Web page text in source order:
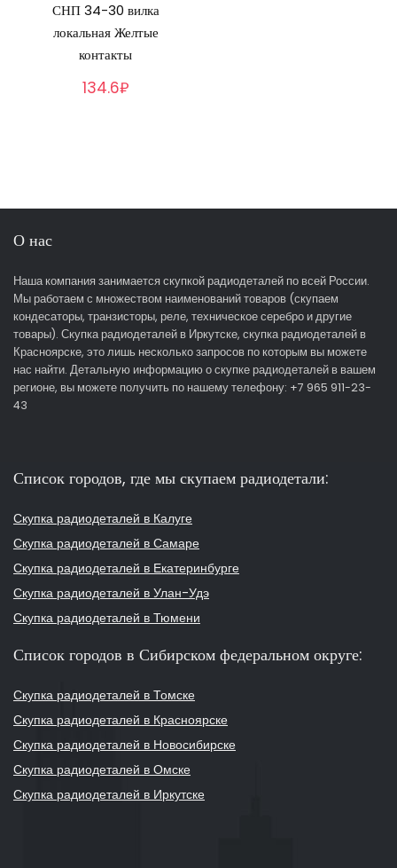
СНП 34-30 вилка
локальная Желтые
контакты
134.6₽
О нас
Наша компания занимается скупкой радиодеталей по всей России.
Мы работаем с множеством наименований товаров (скупаем
кондесаторы, транзисторы, реле, техническое серебро и другие
товары). Скупка радиодеталей в Иркутске, скупка радиодеталей в
Красноярске, это лишь несколько запросов по которым вы можете
нас найти. Детальную информацию о скупке радиодеталей в вашем
регионе, вы можете получить по нашему телефону: +7 965 911-23-
43
Список городов, где мы скупаем радиодетали:
Скупка радиодеталей в Калуге
Скупка радиодеталей в Самаре
Скупка радиодеталей в Екатеринбурге
Скупка радиодеталей в Улан-Удэ
Скупка радиодеталей в Тюмени
Список городов в Сибирском федеральном округе:
Скупка радиодеталей в Томске
Скупка радиодеталей в Красноярске
Скупка радиодеталей в Новосибирске
Скупка радиодеталей в Омске
Скупка радиодеталей в Иркутске